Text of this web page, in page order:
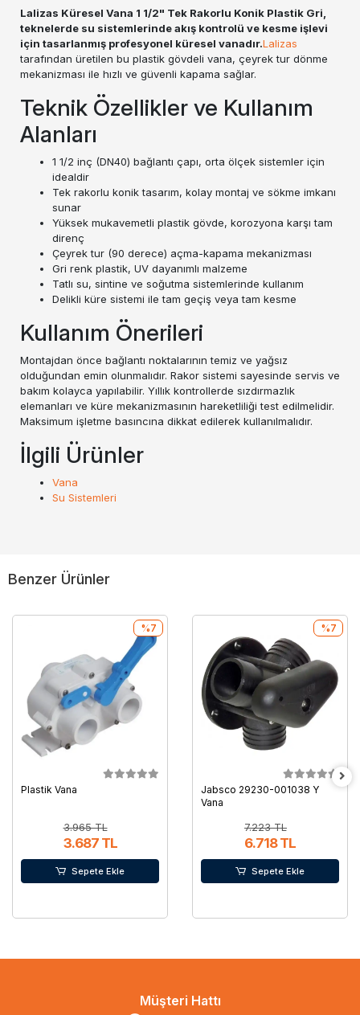
Lalizas Küresel Vana 1 1/2" Tek Rakorlu Konik Plastik Gri,
teknelerde su sistemlerinde akış kontrolü ve kesme işlevi
için tasarlanmış profesyonel küresel vanadır.Lalizas
tarafından üretilen bu plastik gövdeli vana, çeyrek tur dönme
mekanizması ile hızlı ve güvenli kapama sağlar.
Teknik Özellikler ve Kullanım
Alanları
1 1/2 inç (DN40) bağlantı çapı, orta ölçek sistemler için
idealdir
Tek rakorlu konik tasarım, kolay montaj ve sökme imkanı
sunar
Yüksek mukavemetli plastik gövde, korozyona karşı tam
direnç
Çeyrek tur (90 derece) açma-kapama mekanizması
Gri renk plastik, UV dayanımlı malzeme
Tatlı su, sintine ve soğutma sistemlerinde kullanım
Delikli küre sistemi ile tam geçiş veya tam kesme
Kullanım Önerileri
Montajdan önce bağlantı noktalarının temiz ve yağsız
olduğundan emin olunmalıdır. Rakor sistemi sayesinde servis ve
bakım kolayca yapılabilir. Yıllık kontrollerde sızdırmazlık
elemanları ve küre mekanizmasının hareketliliği test edilmelidir.
Maksimum işletme basıncına dikkat edilerek kullanılmalıdır.
İlgili Ürünler
Vana
Su Sistemleri
Benzer Ürünler
Plastik Vana
3.965 TL
3.687 TL
%7
Sepete Ekle
Jabsco 29230-001038 Y
Vana
7.223 TL
6.718 TL
%7
Sepete Ekle
Müşteri Hattı